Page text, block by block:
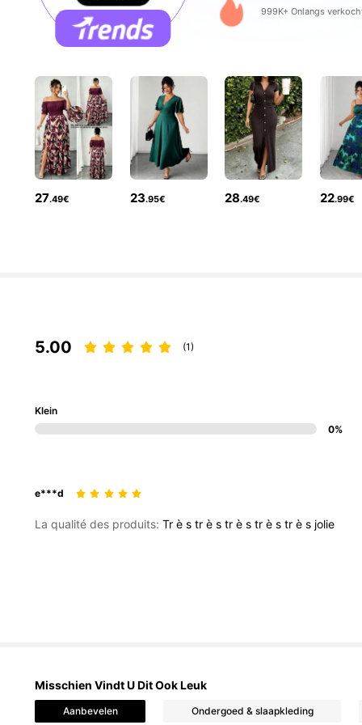
4.73
999K+ Onlangs
27.49€ 23.95€ 28.49€ 22.99€
5.00 (1)
Klein
0%
e***d
La qualité des produits: Tr è s tr è s tr è s tr è s tr è s jolie
Misschien Vindt U Dit Ook Leuk
Aanbevelen Ondergoed & slaapkleding